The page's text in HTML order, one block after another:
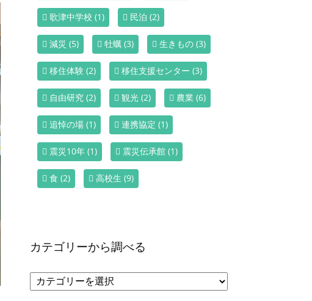
歌津中学校 (1) 民泊 (2)
減災 (5) 牡蠣 (3) 生きもの (3)
移住体験 (2) 移住支援センター (3)
自由研究 (2) 観光 (2) 農業 (6)
追悼の場 (1) 連携協定 (1)
震災10年 (1) 震災伝承館 (1)
食 (2) 高校生 (9)
カテゴリーから調べる
カ
テ